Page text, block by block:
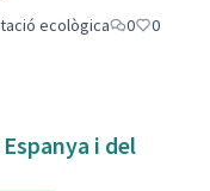
ecològica 0
0
i del